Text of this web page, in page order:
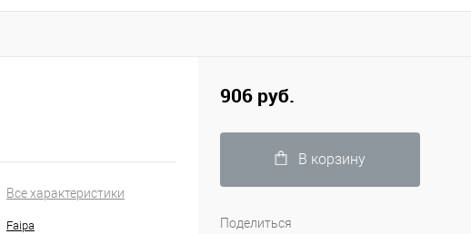
Все характеристики
Faipa
906 руб.
В корзину
Поделиться